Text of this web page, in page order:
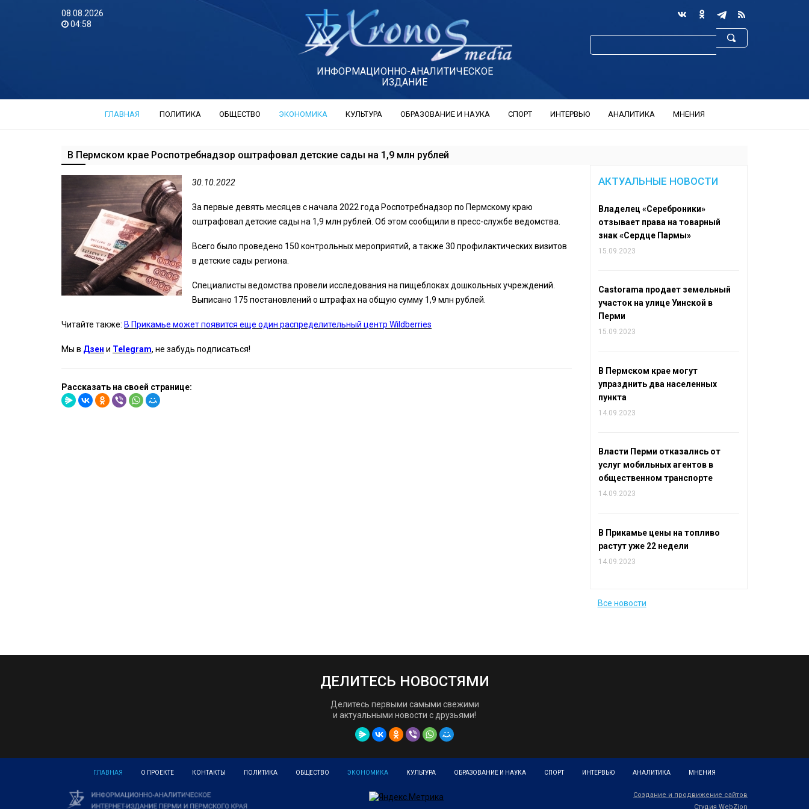
08.08.2026
04:58
ИНФОРМАЦИОННО-АНАЛИТИЧЕСКОЕ
ИЗДАНИЕ
ГЛАВНАЯ ПОЛИТИКА ОБЩЕСТВО ЭКОНОМИКА КУЛЬТУРА ОБРАЗОВАНИЕ И НАУКА СПОРТ ИНТЕРВЬЮ АНАЛИТИКА МНЕНИЯ
В Пермском крае Роспотребнадзор оштрафовал детские сады на 1,9 млн рублей
30.10.2022
За первые девять месяцев с начала 2022 года Роспотребнадзор по Пермскому краю
оштрафовал детские сады на 1,9 млн рублей. Об этом сообщили в пресс-службе ведомства.
Всего было проведено 150 контрольных мероприятий, а также 30 профилактических визитов
в детские сады региона.
Специалисты ведомства провели исследования на пищеблоках дошкольных учреждений.
Выписано 175 постановлений о штрафах на общую сумму 1,9 млн рублей.
Читайте также: В Прикамье может появится еще один распределительный центр Wildberries
Мы в Дзен и Telegram, не забудь подписаться!
Рассказать на своей странице:
АКТУАЛЬНЫЕ НОВОСТИ
Владелец «Сереброники»
отзывает права на товарный
знак «Сердце Пармы»
15.09.2023
Castorama продает земельный
участок на улице Уинской в
Перми
15.09.2023
В Пермском крае могут
упразднить два населенных
пункта
14.09.2023
Власти Перми отказались от
услуг мобильных агентов в
общественном транспорте
14.09.2023
В Прикамье цены на топливо
растут уже 22 недели
14.09.2023
Все новости
ДЕЛИТЕСЬ НОВОСТЯМИ
Делитесь первыми самыми свежими
и актуальными новости с друзьями!
ГЛАВНАЯ О ПРОЕКТЕ КОНТАКТЫ ПОЛИТИКА ОБЩЕСТВО ЭКОНОМИКА КУЛЬТУРА ОБРАЗОВАНИЕ И НАУКА СПОРТ ИНТЕРВЬЮ АНАЛИТИКА МНЕНИЯ
Создание и продвижение сайтов
Студия WebZion